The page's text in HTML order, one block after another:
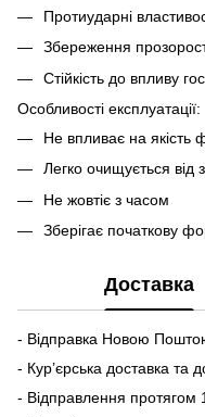
Протиударні
Збереження
Стійкість до впливу
Особливості експлуатації:
Не впливає на якість
Легко очищується від
Не жовтіє з часом
Зберігає початкову
Доставка
- Відправка Новою
- Кур’єрська доставка та
- Відправлення протягом